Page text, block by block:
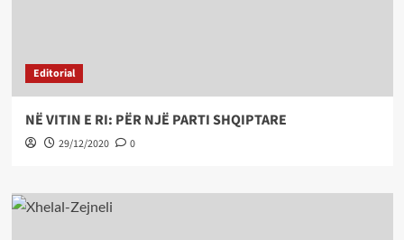
Editorial
NË VITIN E RI: PËR NJË PARTI SHQIPTARE
29/12/2020 0